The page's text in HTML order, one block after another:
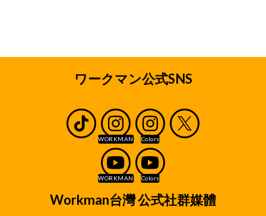
弊社の直営店及びワークマンとフランチャイズ契
クマンとエリアフランチャイズ契約を締結してい
るエリアフランチャイジーの直営店及び加盟店を
含みます。以下、直営店と加盟店をあわせて「店
舗」といいます。)の採用業務、ならびに内定もし
くは入社後の人事管理に必要な範囲に限定してお
取り扱いいたします。
取り扱い方法
ワークマン公式SNS
Workman台灣 公式社群媒體